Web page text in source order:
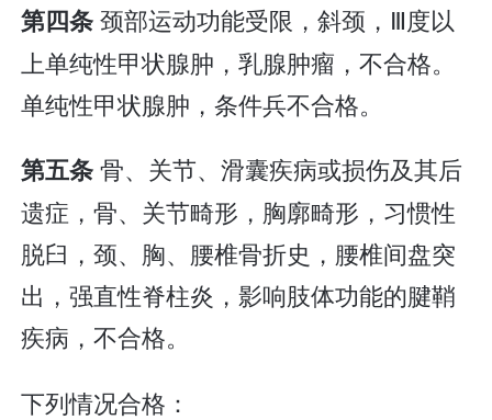
第四条颈部运动功能受限，斜颈，Ⅲ度以
上单纯性甲状腺肿，乳腺肿瘤，不合格。
单纯性甲状腺肿，条件兵不合格。
第五条骨、关节、滑囊疾病或损伤及其后
遗症，骨、关节畸形，胸廓畸形，习惯性
脱臼，颈、胸、腰椎骨折史，腰椎间盘突
出，强直性脊柱炎，影响肢体功能的腱鞘
疾病，不合格。
下列情况合格：